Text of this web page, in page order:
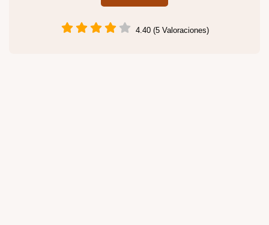
4.40 (5 Valoraciones)